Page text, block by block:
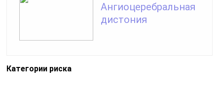
Ангиоцеребральная
дистония
Категории риска